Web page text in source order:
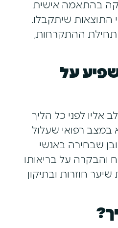
בהתאמה אישית
התוצאות שיתקבלו.
תחילת ההתקרחות,
על
לפני כל הליך
במצב רפואי שעלול
שבחירה באנשי
והבקרה על בריאותו
חוזרות ובתיקון